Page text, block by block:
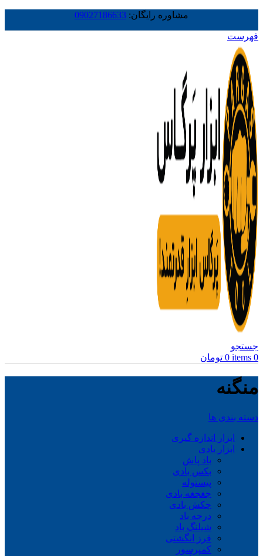
مشاوره رایگان: 09027186633
فهرست
جستجو
0
items
0 تومان
منگنه
دسته بندی ها
ابزار اندازه گیری
ابزار بادی
باد پاش
بکس بادی
پیستوله
جغجغه بادی
چکش بادی
درجه باد
شیلنگ باد
فرز انگشتی
کمپرسور